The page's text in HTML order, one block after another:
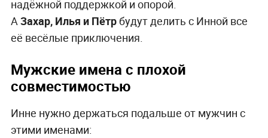
надёжной поддержкой и опорой.
А Захар, Илья и Пётрбудут делить с Инной все
её весёлые приключения.
Мужские имена с плохой
совместимостью
Инне нужно держаться подальше от мужчин с
этими именами: